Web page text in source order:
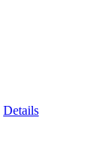
Details